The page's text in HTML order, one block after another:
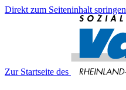
Direkt zum Seiteninhalt springen
Zur Startseite des